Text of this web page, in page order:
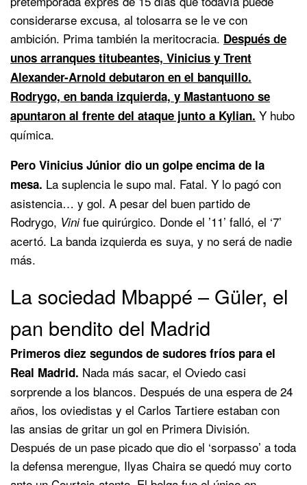
considerarse excusa, al tolosarra se le ve con
ambición. Prima también la meritocracia. Después de
unos arranques titubeantes, Vinicius y Trent
Alexander-Arnold debutaron en el banquillo.
Rodrygo, en banda izquierda, y Mastantuono se
apuntaron al frente del ataque junto a Kylian. Y hubo
química.
Pero Vinicius Júnior dio un golpe encima de la
mesa. La suplencia le supo mal. Fatal. Y lo pagó con
asistencia… y gol. A pesar del buen partido de
Rodrygo, Vinifue quirúrgico. Donde el ’11’ falló, el ‘7’
acertó. La banda izquierda es suya, y no será de nadie
más.
La sociedad Mbappé – Güler, el
pan bendito del Madrid
Primeros diez segundos de sudores fríos para el
Real Madrid. Nada más sacar, el Oviedo casi
sorprende a los blancos. Después de una espera de 24
años, los oviedistas y el Carlos Tartiere estaban con
las ansias de gritar un gol en Primera División.
Después de un pase picado que dio el ‘sorpasso’ a toda
la defensa merengue, Ilyas Chaira se quedó muy corto